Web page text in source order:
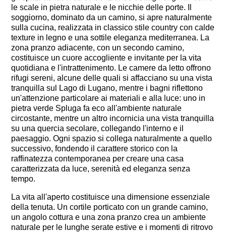
le scale in pietra naturale e le nicchie delle porte. Il
soggiorno, dominato da un camino, si apre naturalmente
sulla cucina, realizzata in classico stile country con calde
texture in legno e una sottile eleganza mediterranea. La
zona pranzo adiacente, con un secondo camino,
costituisce un cuore accogliente e invitante per la vita
quotidiana e l'intrattenimento. Le camere da letto offrono
rifugi sereni, alcune delle quali si affacciano su una vista
tranquilla sul Lago di Lugano, mentre i bagni riflettono
un'attenzione particolare ai materiali e alla luce: uno in
pietra verde Spluga fa eco all'ambiente naturale
circostante, mentre un altro incornicia una vista tranquilla
su una quercia secolare, collegando l'interno e il
paesaggio. Ogni spazio si collega naturalmente a quello
successivo, fondendo il carattere storico con la
raffinatezza contemporanea per creare una casa
caratterizzata da luce, serenità ed eleganza senza
tempo.
La vita all'aperto costituisce una dimensione essenziale
della tenuta. Un cortile porticato con un grande camino,
un angolo cottura e una zona pranzo crea un ambiente
naturale per le lunghe serate estive e i momenti di ritrovo